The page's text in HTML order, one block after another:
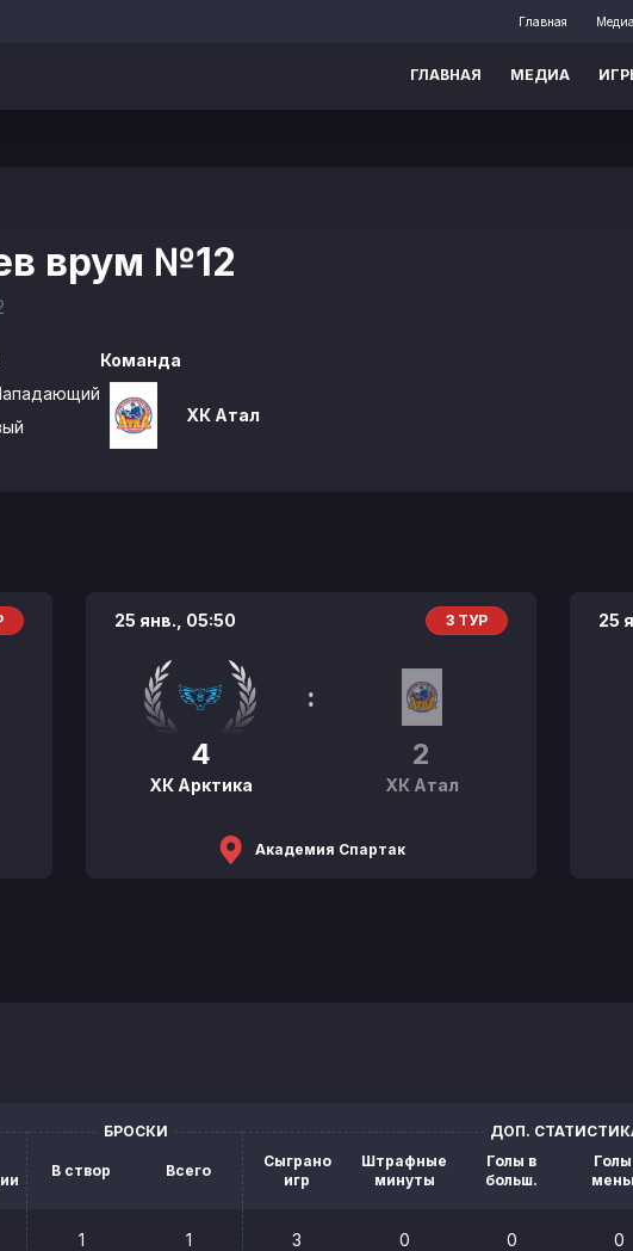
Главная Медиа
ГЛАВНАЯ МЕДИА
врум №12
Команда
ХК Атал
25 янв., 05:50 3 ТУР
4
ХК Арктика
:
2
ХК Атал
Академия Спартак
25
БРОСКИ
В створ Всего
ДОП.
Сыграно
игр
Штрафные
минуты
Голы в
больш.
1 1 3 0 0 0